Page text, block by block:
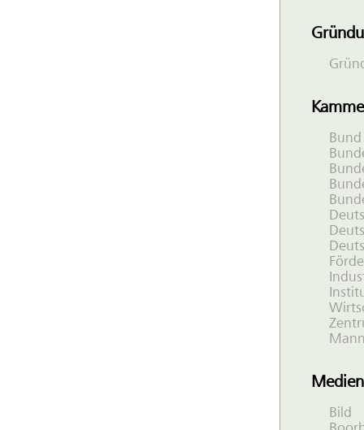
Medien
Bild